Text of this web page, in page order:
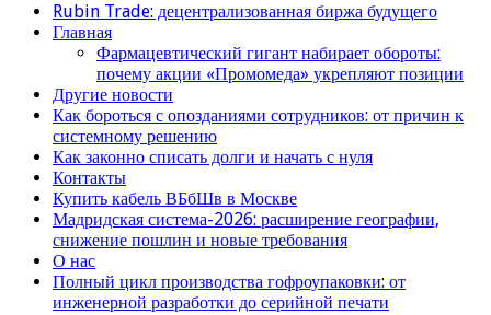
Rubin Trade: децентрализованная биржа будущего
Главная
Фармацевтический гигант набирает обороты:
почему акции «Промомеда» укрепляют позиции
Другие новости
Как бороться с опозданиями сотрудников: от причин к
системному решению
Как законно списать долги и начать с нуля
Контакты
Купить кабель ВБбШв в Москве
Мадридская система-2026: расширение географии,
снижение пошлин и новые требования
О нас
Полный цикл производства гофроупаковки: от
инженерной разработки до серийной печати